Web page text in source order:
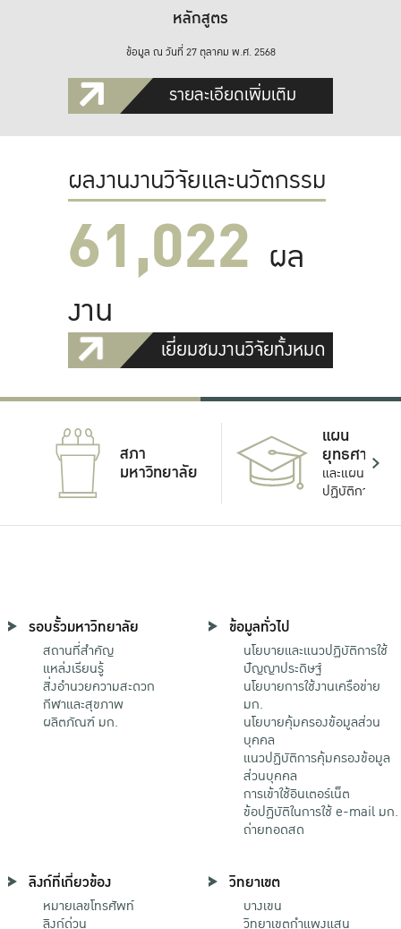
หลักสูตร
ข้อมูล ณ วันที่ 27 ตุลาคม พ.ศ. 2568
รายละเอียดเพิ่มเติม
ผลงานงานวิจัยและนวัตกรรม
61,022 ผล
งาน
เยี่ยมชมงานวิจัยทั้งหมด
สภา
มหาวิทยาลัย
แผน
ยุทธศาสตร์
และแผน
ปฏิบัติการ
รอบรั้วมหาวิทยาลัย
สถานที่สำคัญ
แหล่งเรียนรู้
สิ่งอำนวยความสะดวก
กีฬาและสุขภาพ
ผลิตภัณฑ์ มก.
ข้อมูลทั่วไป
นโยบายและแนวปฏิบัติการใช้
ปัญญาประดิษฐ์
นโยบายการใช้งานเครือข่าย
มก.
นโยบายคุ้มครองข้อมูลส่วน
บุคคล
แนวปฏิบัติการคุ้มครองข้อมูล
ส่วนบุคคล
การเข้าใช้อินเตอร์เน็ต
ข้อปฏิบัติในการใช้ e-mail มก.
ถ่ายทอดสด
ลิงก์ที่เกี่ยวข้อง
หมายเลขโทรศัพท์
ลิงก์ด่วน
วิทยาเขต
บางเขน
วิทยาเขตกําแพงแสน